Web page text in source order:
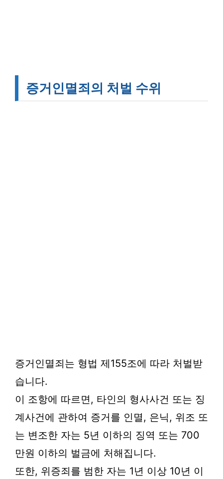
증거인멸죄의 처벌 수위
증거인멸죄는 형법 제155조에 따라 처벌받
습니다.
이 조항에 따르면, 타인의 형사사건 또는 징
계사건에 관하여 증거를 인멸, 은닉, 위조 또
는 변조한 자는 5년 이하의 징역 또는 700
만원 이하의 벌금에 처해집니다.
또한, 위증죄를 범한 자는 1년 이상 10년 이